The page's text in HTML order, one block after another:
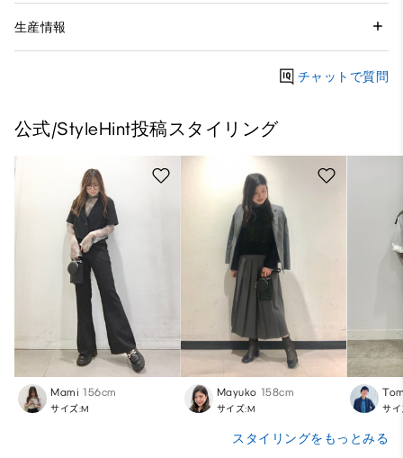
生産情報
チャットで質問
公式/StyleHint投稿スタイリング
Mami 156cm
サイズ:M
Mayuko 158cm
サイズ:M サ
スタイリングをもっとみる